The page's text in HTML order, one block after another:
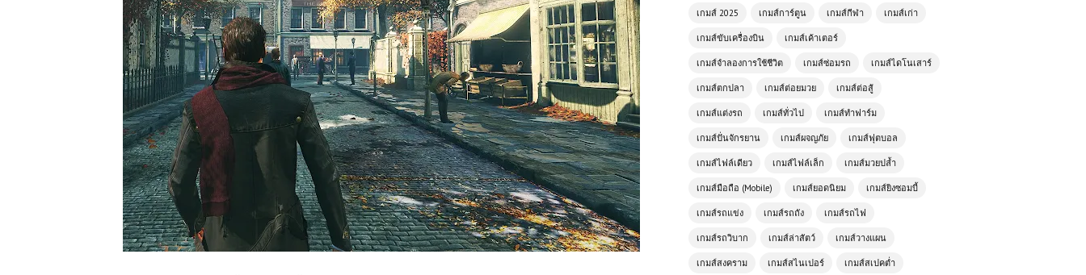
เกมส์ 2025 เกมส์การ์ตูน เกมส์กีฬา เกมส์เก่า
เกมส์ขับเครื่องบิน เกมส์เค้าเตอร์
เกมส์จำลองการใช้ชีวิต เกมส์ซ่อมรถ เกมส์ไดโนเสาร์
เกมส์ตกปลา เกมส์ต่อยมวย เกมส์ต่อสู้
เกมส์แต่งรถ เกมส์ทั่วไป เกมส์ทำฟาร์ม
เกมส์ปั่นจักรยาน เกมส์ผจญภัย เกมส์ฟุตบอล
เกมส์ไฟล์เดียว เกมส์ไฟล์เล็ก เกมส์มวยปล้ำ
เกมส์มือถือ (Mobile) เกมส์ยอดนิยม เกมส์ยิงซอมบี้
เกมส์รถแข่ง เกมส์รถถัง เกมส์รถไฟ
เกมส์รถวิบาก เกมส์ล่าสัตว์ เกมส์วางแผน
เกมส์สงคราม เกมส์สไนเปอร์ เกมส์สเปคต่ำ